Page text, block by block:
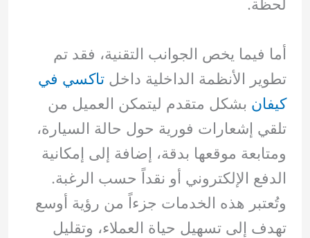
لحظة.
أما فيما يخص الجوانب التقنية، فقد تم
تطوير الأنظمة الداخلية داخل تاكسي في
كيفان بشكل متقدم ليتمكن العميل من
تلقي إشعارات فورية حول حالة السيارة،
ومتابعة موقعها بدقة، إضافة إلى إمكانية
الدفع الإلكتروني أو نقداً حسب الرغبة.
وتُعتبر هذه الخدمات جزءاً من رؤية أوسع
تهدف إلى تسهيل حياة العملاء، وتقليل